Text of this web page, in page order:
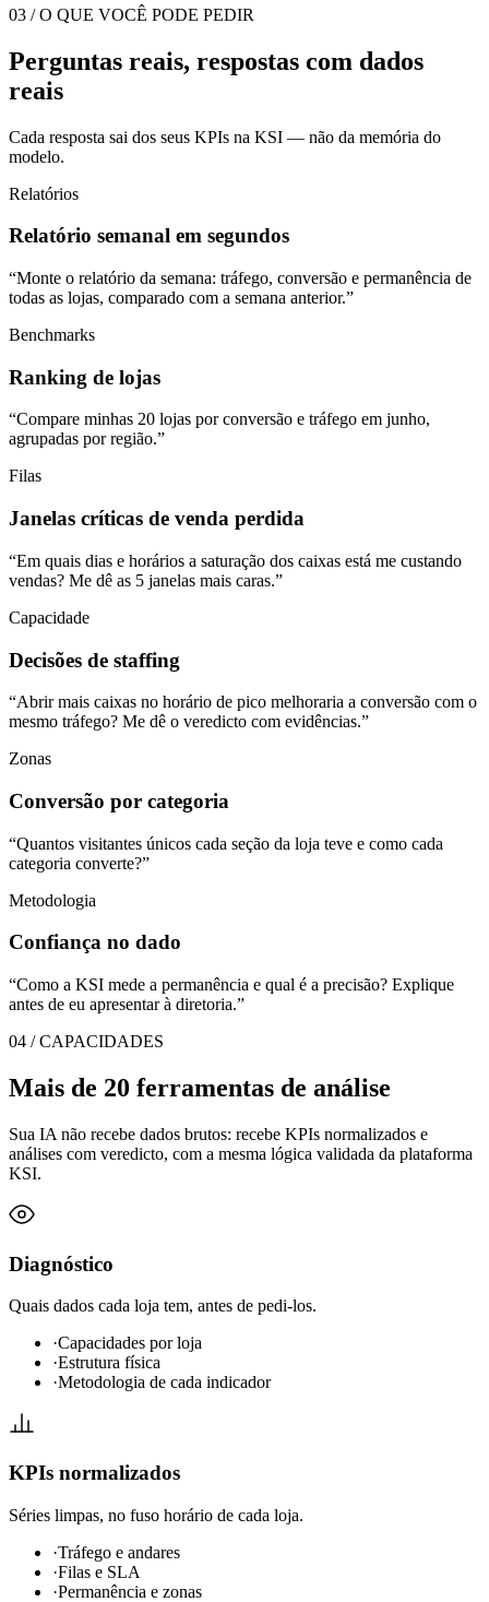
03 / O QUE VOCÊ PODE PEDIR
Perguntas reais, respostas com dados
reais
Cada resposta sai dos seus KPIs na KSI — não da memória do
modelo.
Relatórios
Relatório semanal em segundos
“Monte o relatório da semana: tráfego, conversão e permanência de
todas as lojas, comparado com a semana anterior.”
Benchmarks
Ranking de lojas
“Compare minhas 20 lojas por conversão e tráfego em junho,
agrupadas por região.”
Filas
Janelas críticas de venda perdida
“Em quais dias e horários a saturação dos caixas está me custando
vendas? Me dê as 5 janelas mais caras.”
Capacidade
Decisões de staffing
“Abrir mais caixas no horário de pico melhoraria a conversão com o
mesmo tráfego? Me dê o veredicto com evidências.”
Zonas
Conversão por categoria
“Quantos visitantes únicos cada seção da loja teve e como cada
categoria converte?”
Metodologia
Confiança no dado
“Como a KSI mede a permanência e qual é a precisão? Explique
antes de eu apresentar à diretoria.”
04 / CAPACIDADES
Mais de 20 ferramentas de análise
Sua IA não recebe dados brutos: recebe KPIs normalizados e
análises com veredicto, com a mesma lógica validada da plataforma
KSI.
Diagnóstico
Quais dados cada loja tem, antes de pedi-los.
·Capacidades por loja
·Estrutura física
·Metodologia de cada indicador
KPIs normalizados
Séries limpas, no fuso horário de cada loja.
·Tráfego e andares
·Filas e SLA
·Permanência e zonas